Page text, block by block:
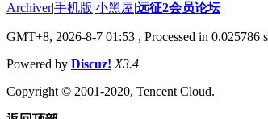
Archiver|手机版|小黑屋|远征2会员论坛
GMT+8, 2026-8-7 01:53 , Processed in 0.025786
Powered by Discuz! X3.4
Copyright © 2001-2020, Tencent Cloud.